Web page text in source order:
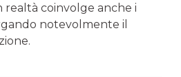
realtà coinvolge anche i
notevolmente il